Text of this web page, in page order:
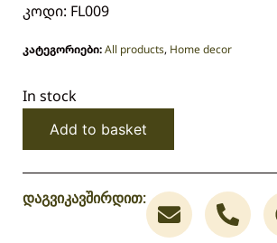
კოდი: FL009
კატეგორიები:All products, Home decor
In stock
Add to basket
დაგვიკავშირდით: